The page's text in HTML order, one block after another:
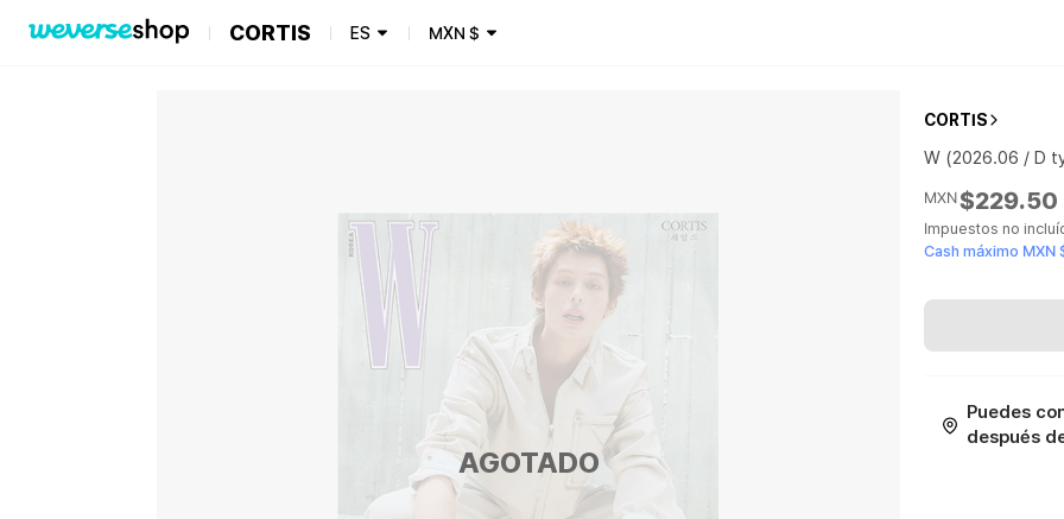
CORTIS ES MXN $
AGOTADO
CORTIS
W (2026.06 / D
MXN$229.50
Impuestos no
Cash máximo MXN
Puedes
después